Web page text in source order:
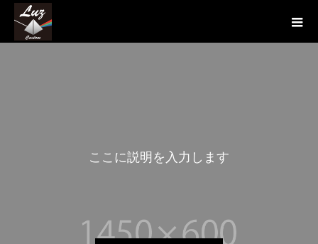
ここに説明を入力し ます。